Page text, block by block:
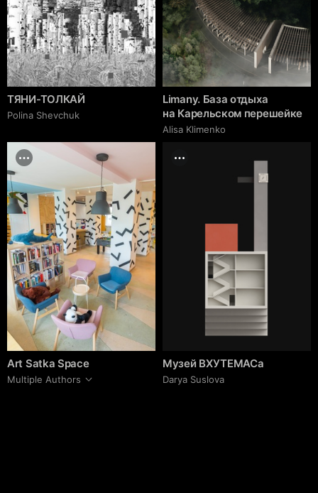
ТЯНИ-ТОЛКАЙ
Polina Shevchuk
Limany. База отдыха
на Карельском перешейке
Alisa Klimenko
Art Satka Space
Multiple Authors
Музей ВХУТЕМАСа
Darya Suslova